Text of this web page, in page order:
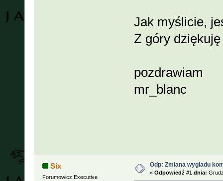
Jak myślicie,
Z góry
pozdrawiam
mr_blanc
Six
Forumowicz Executive
Odp: Zmiana wygladu
« Odpowiedź #1 dnia: